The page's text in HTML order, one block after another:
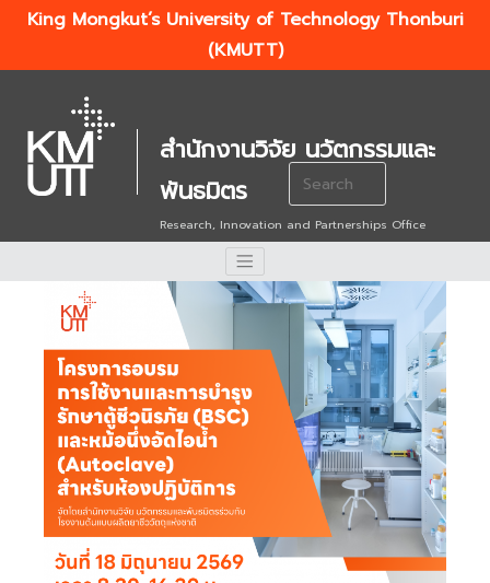
King Mongkut’s University of Technology Thonburi
(KMUTT)
สำนักงานวิจัย นวัตกรรมและ
พันธมิตร
Research, Innovation and Partnerships Office
Search
for: